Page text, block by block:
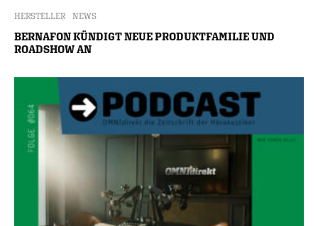
HERSTELLER NEWS
BERNAFON KÜNDIGT NEUE PRODUKTFAMILIE UND
ROADSHOW AN